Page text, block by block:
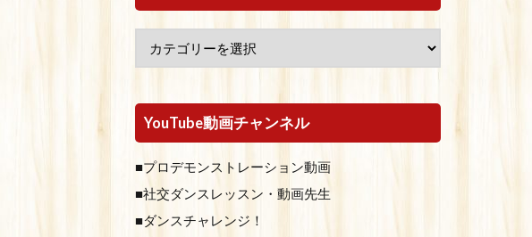
YouTube動画チャンネル
■プロデモンストレーション動画
■社交ダンスレッスン・動画先生
■ダンスチャレンジ！